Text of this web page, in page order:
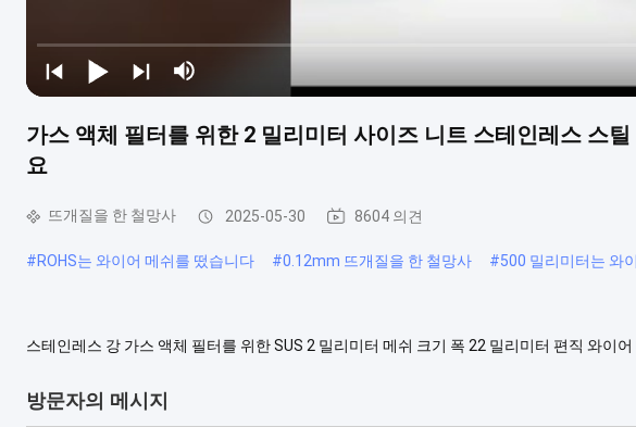
가스 액체 필터를 위한 2 밀리미터 사이즈 니트 스테인레스 스
요
뜨개질을 한 철망사 2025-05-30 8604 의견
#ROHS는 와이어 메쉬를 떴습니다 #0.12mm 뜨개질을 한 철망사 #500 밀리미터는 와
스테인레스 강 가스 액체 필터를 위한 SUS 2 밀리미터 메쉬 크기 폭 22 밀리미터 편직 와이
강선으로 만들어집니다. 와이어는 부분으로 짜여지고, 다른 응용 프로그램을 위...
방문자의 메시지